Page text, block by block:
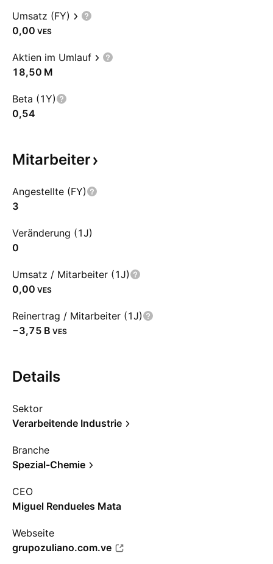
Umsatz (FY)
0,00 VES
Aktien im Umlauf
‪18,50 M‬
Beta (1Y)
0,54
Mitarbeiter
Angestellte (FY)
3
Veränderung (1J)
0
Umsatz / Mitarbeiter (1J)
0,00 VES
Reinertrag / Mitarbeiter (1J)
‪−3,75 B‬ VES
Details
Sektor
Verarbeitende Industrie
Branche
Spezial-Chemie
CEO
Miguel Rendueles Mata
Webseite
grupozuliano.com.ve